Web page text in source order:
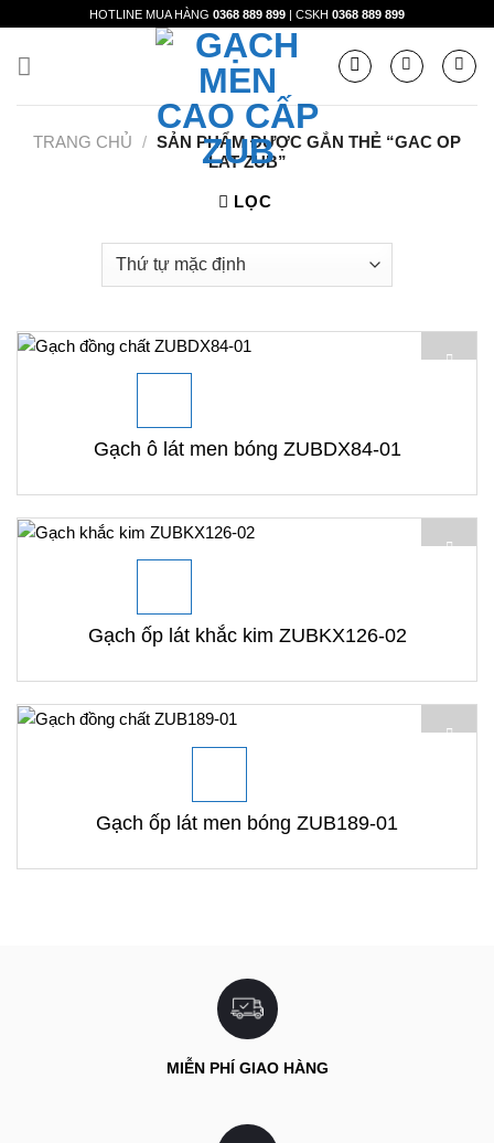
HOTLINE MUA HÀNG 0368 889 899 | CSKH 0368 889 899
TRANG CHỦ / SẢN PHẨM ĐƯỢC GẮN THẺ “GAC OP
LAT ZUB”
LỌC
Gạch ô lát men bóng ZUBDX84-01
Gạch ốp lát khắc kim ZUBKX126-02
Gạch ốp lát men bóng ZUB189-01
MIỄN PHÍ GIAO HÀNG